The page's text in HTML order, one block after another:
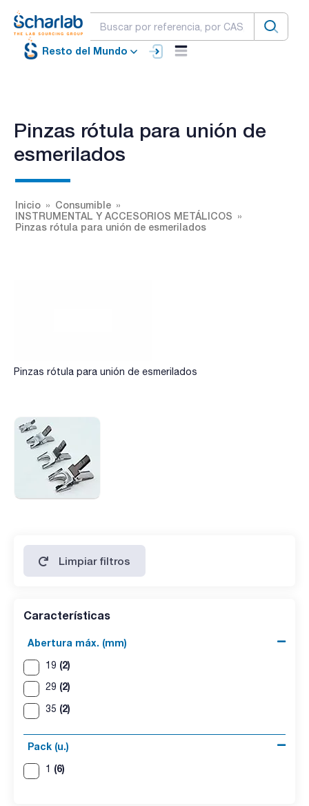
Resto del Mundo
Pinzas rótula para unión de
esmerilados
Inicio
Consumible
INSTRUMENTAL Y ACCESORIOS METÁLICOS
Pinzas rótula para unión de esmerilados
Pinzas rótula para unión de esmerilados
Limpiar filtros
Características
Abertura máx. (mm)
19 (2)
29 (2)
35 (2)
Pack (u.)
1 (6)